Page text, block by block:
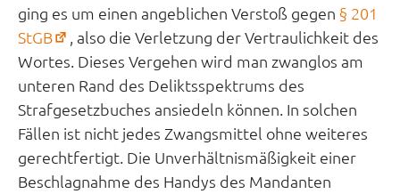
ging es um einen angeblichen Verstoß gegen § 201
StGB
(öffnet
in
neuem
Tab)
, also die Verletzung der Vertraulichkeit des
Wortes. Dieses Vergehen wird man zwanglos am
unteren Rand des Deliktsspektrums des
Strafgesetzbuches ansiedeln können. In solchen
Fällen ist nicht jedes Zwangsmittel ohne weiteres
gerechtfertigt. Die Unverhältnismäßigkeit einer
Beschlagnahme des Handys des Mandanten